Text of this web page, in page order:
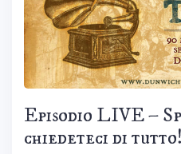
Episodio LIVE –
chiedeteci di tutto!